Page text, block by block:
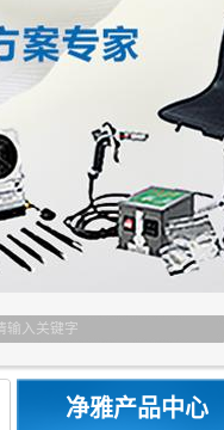
净雅产品中心